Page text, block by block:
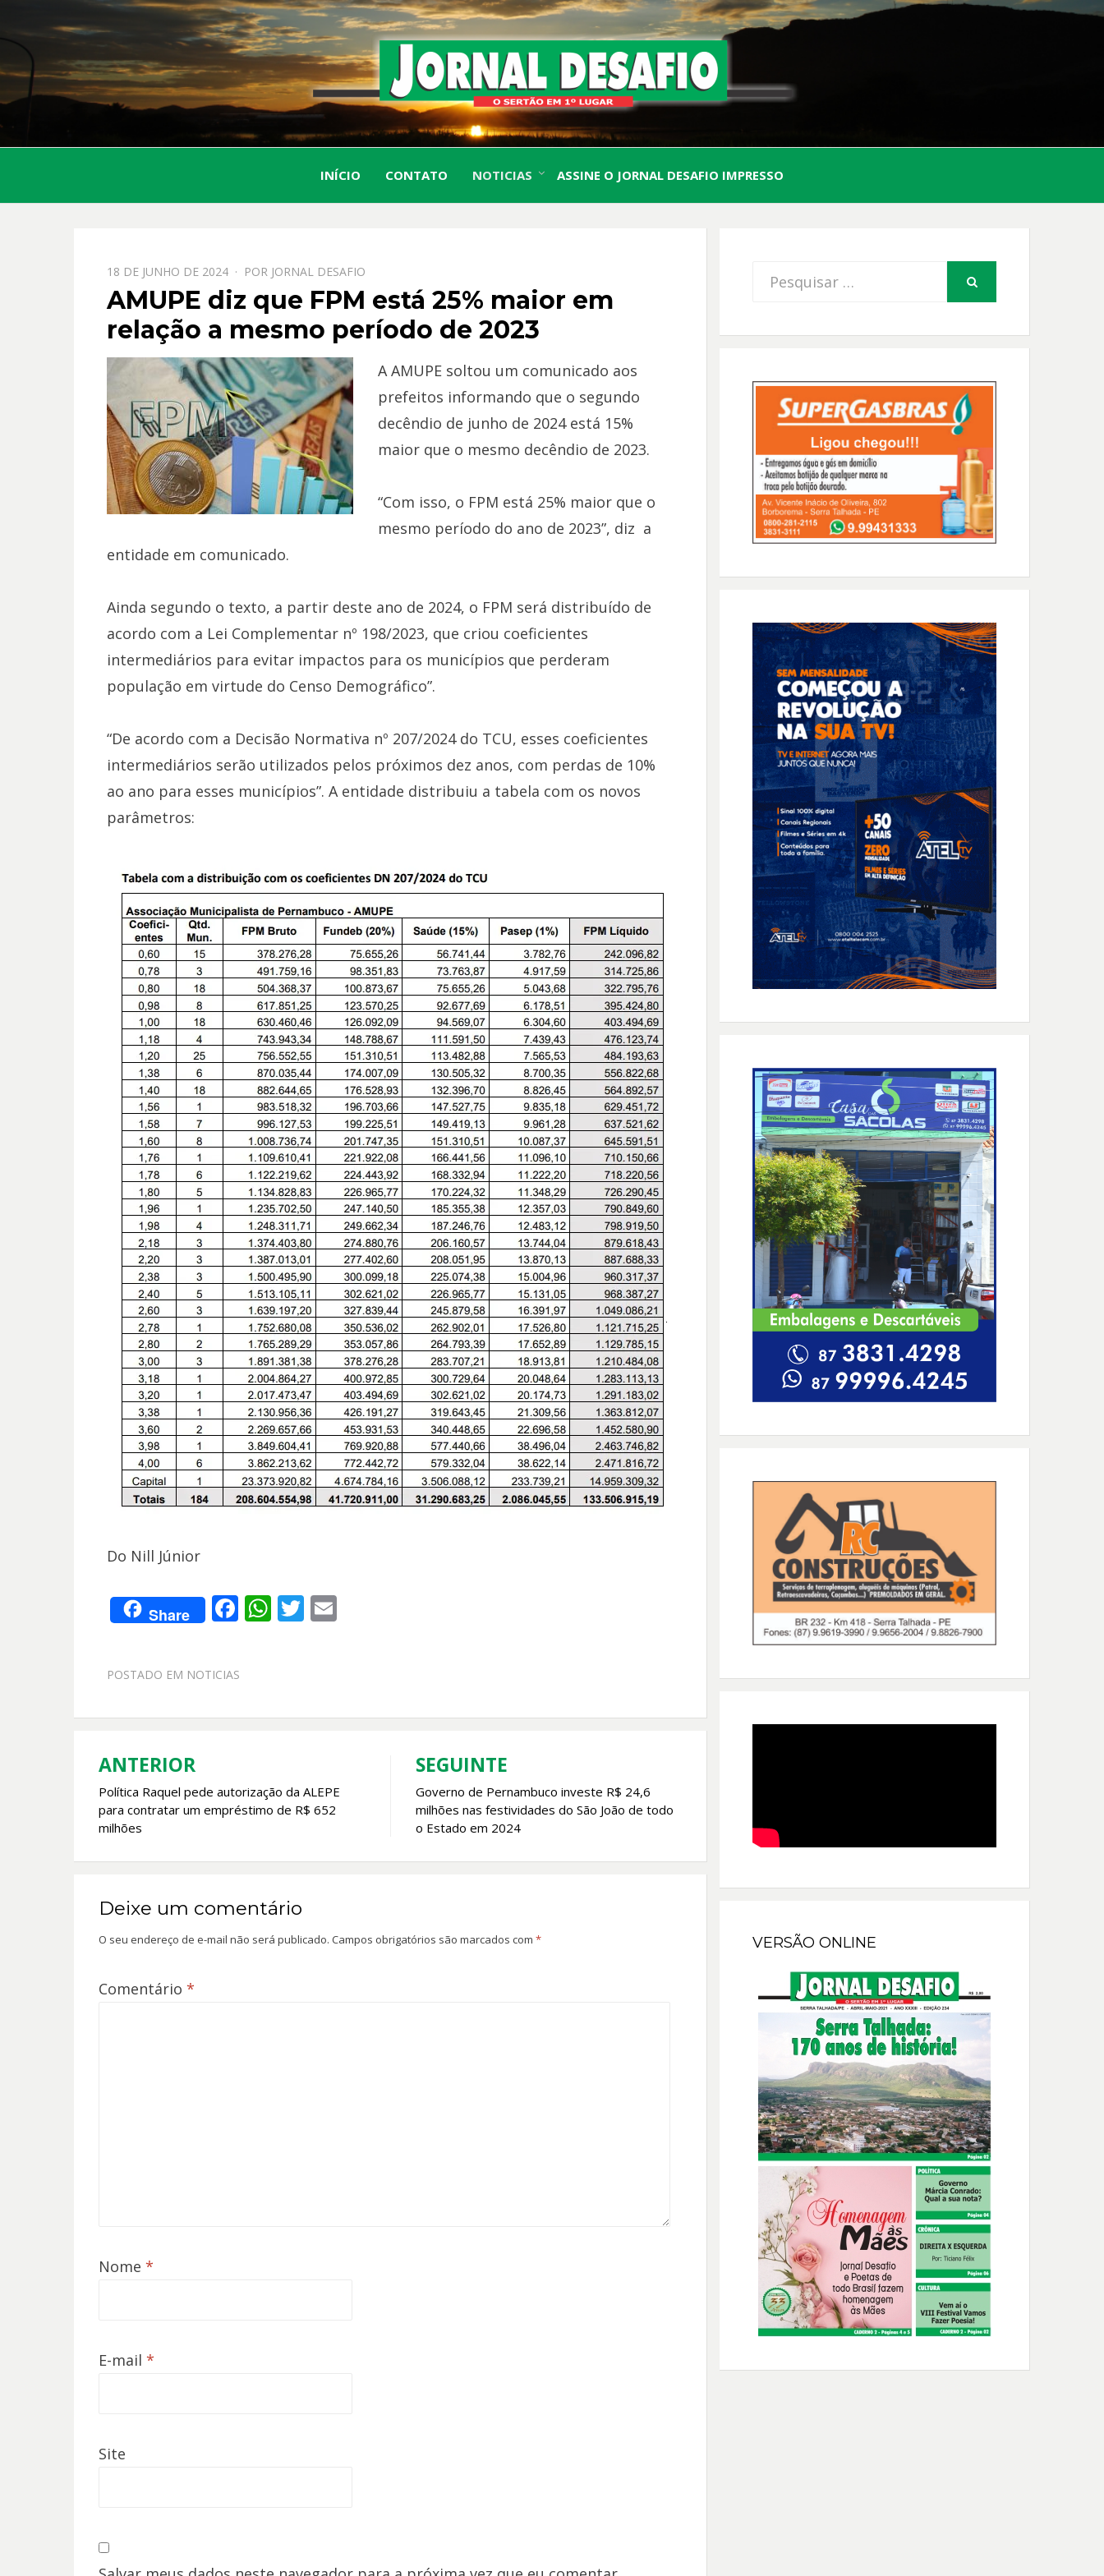
JORNAL
DESAFIO
O Sertão em 1º Lugar
INÍCIO CONTATO NOTICIAS ASSINE O JORNAL DESAFIO IMPRESSO
PPOSTADO
EM
18 DE JUNHO DE 2024 POR JORNAL DESAFIO
AMUPE diz que FPM está 25% maior em
relação a mesmo período de 2023
A AMUPE soltou um comunicado aos
prefeitos informando que o segundo
decêndio de junho de 2024 está 15%
maior que o mesmo decêndio de 2023.
“Com isso, o FPM está 25% maior que o
mesmo período do ano de 2023”, diz a
entidade em comunicado.
Ainda segundo o texto, a partir deste ano de 2024, o FPM será distribuído de
acordo com a Lei Complementar nº 198/2023, que criou coeficientes
intermediários para evitar impactos para os municípios que perderam
população em virtude do Censo Demográfico”.
“De acordo com a Decisão Normativa nº 207/2024 do TCU, esses coeficientes
intermediários serão utilizados pelos próximos dez anos, com perdas de 10%
ao ano para esses municípios”. A entidade distribuiu a tabela com os novos
parâmetros:
Do Nill Júnior
Share F
b
o
W
A
T E
POSTADO EM NOTICIAS
Navegação
de
Post
ANTERIOR
Política Raquel pede autorização da ALEPE
para contratar um empréstimo de R$ 652
milhões
SEGUINTE
Governo de Pernambuco investe R$ 24,6
milhões nas festividades do São João de todo
o Estado em 2024
Deixe um comentário
O seu endereço de e-mail não será publicado. Campos obrigatórios são marcados com *
Comentário *
Nome *
E-mail *
Site
Procurar
VERSÃO ONLINE